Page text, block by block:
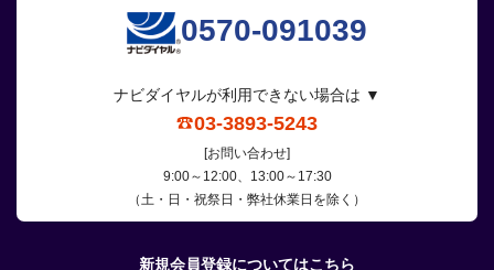
0570-091039
ナビダイヤルが利用できない場合は ▼
03-3893-5243
[お問い合わせ]
9:00～12:00、13:00～17:30
（土・日・祝祭日・弊社休業日を除く）
新規会員登録についてはこちら